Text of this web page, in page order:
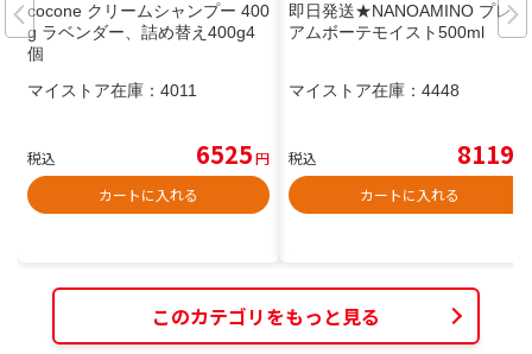
cocone クリームシャンプー 400
g ラベンダー、詰め替え400g4
個
マイストア在庫： 4011
税込 6525円
カートに入れる
即日発送★NANOAMINO プレミ
アムボーテモイスト500ml
マイストア在庫： 4448
税込 8119
カートに入れる
このカテゴリをもっと見る